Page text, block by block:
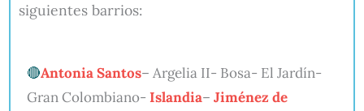
siguientes barrios:
Antonia Santos– Argelia II- Bosa- El Jardín-
Gran Colombiano- Islandia– Jiménez de